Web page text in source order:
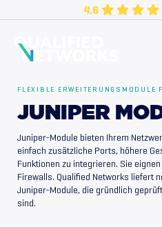
to
4.6
FLEXIBLE ERWEITERUNGSMODULE
JUNIPER
Juniper-Module bieten Ihrem
einfach zusätzliche Ports, höhere
Funktionen zu integrieren. Sie
Firewalls. Qualified Networks liefert
Juniper-Module, die gründlich
sind.